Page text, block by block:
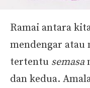
Ramai antara
mendengar atau
tertentu semasa
dan kedua.